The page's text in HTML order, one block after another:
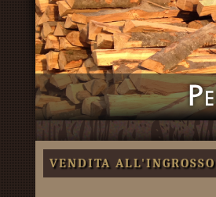
VENDITA ALL'INGROSSO